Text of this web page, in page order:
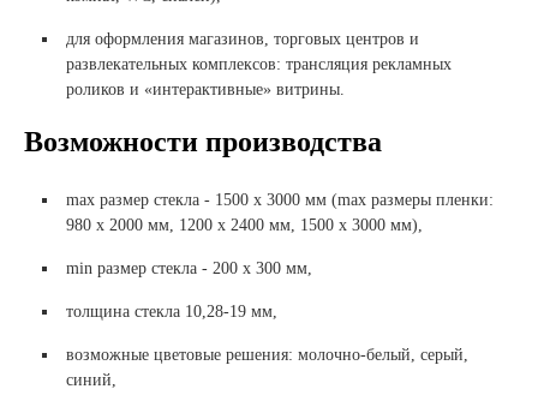
для оформления магазинов, торговых центров и
развлекательных комплексов: трансляция рекламных
роликов и «интерактивные» витрины.
Возможности производства
max размер стекла - 1500 х 3000 мм (max размеры пленки:
980 х 2000 мм, 1200 х 2400 мм, 1500 х 3000 мм),
min размер стекла - 200 х 300 мм,
толщина стекла 10,28-19 мм,
возможные цветовые решения: молочно-белый, серый,
синий,